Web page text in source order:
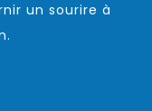
un sourire à